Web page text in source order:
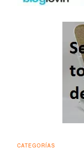
CATEGORÍAS